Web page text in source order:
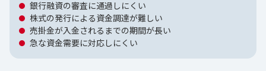
銀行融資の審査に通過しにくい
株式の発行による資金調達が難しい
売掛金が入金されるまでの期間が長い
急な資金需要に対応しにくい